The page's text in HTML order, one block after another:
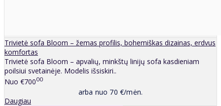
Trivietė sofa Bloom – žemas profilis, bohemiškas dizainas, erdvus
komfortas
Trivietė sofa Bloom – apvalių, minkštų linijų sofa kasdieniam
poilsiui svetainėje. Modelis išsiskiri..
Nuo €70000
arba nuo 70 €/mėn.
Daugiau